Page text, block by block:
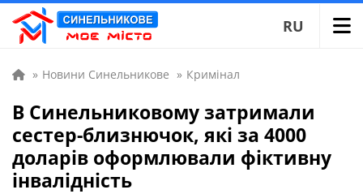
RU
» Новини Синельникове » Кримінал
В Синельниковому затримали
сестер-близнючок, які за 4000
доларів оформлювали фіктивну
інвалідність